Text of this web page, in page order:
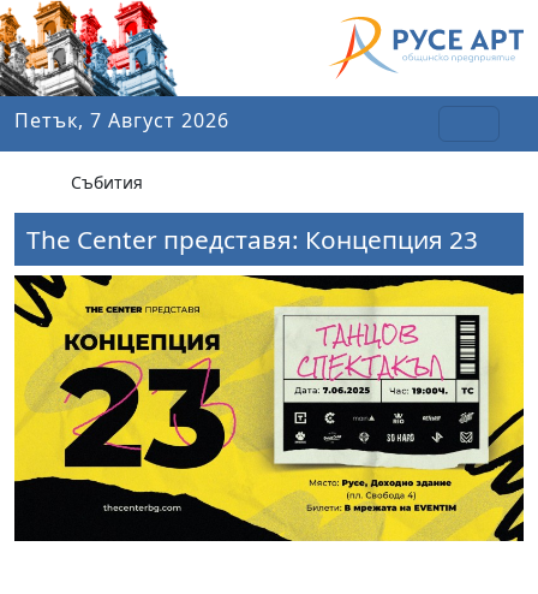
Петък, 7 Август 2026
Събития
The Center представя: Концепция 23